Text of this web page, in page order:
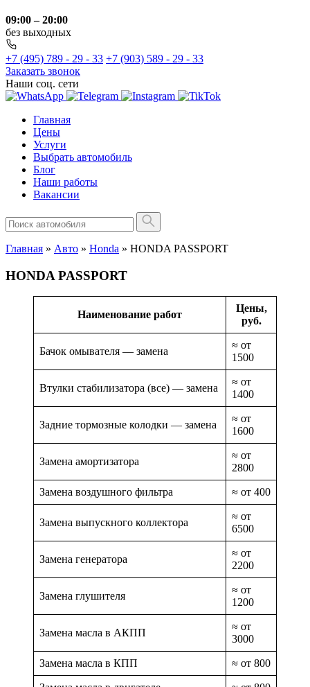
09:00 – 20:00
без выходных
+7 (495) 789 - 29 - 33 +7 (903) 589 - 29 - 33
Заказать звонок
Наши соц. сети
Главная
Цены
Услуги
Выбрать автомобиль
Блог
Наши работы
Вакансии
Главная » Авто » Honda » HONDA PASSPORT
HONDA PASSPORT
Наименование работ
Цены,
руб.
Бачок омывателя — замена
≈ от
1500
Втулки стабилизатора (все) — замена
≈ от
1400
Задние тормозные колодки — замена
≈ от
1600
Замена амортизатора
≈ от
2800
Замена воздушного фильтра ≈ от 400
Замена выпускного коллектора
≈ от
6500
Замена генератора
≈ от
2200
Замена глушителя
≈ от
1200
Замена масла в АКПП
≈ от
3000
Замена масла в КПП ≈ от 800